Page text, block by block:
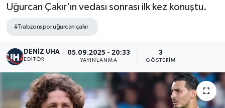
Uğurcan Çakır'ın vedası sonrası ilk kez konuştu.
#Trabzonspor uğurcan çakır
DENİZ UHA
EDITÖR
05.09.2025 - 20:33
YAYINLANMA
3
GÖSTERIM